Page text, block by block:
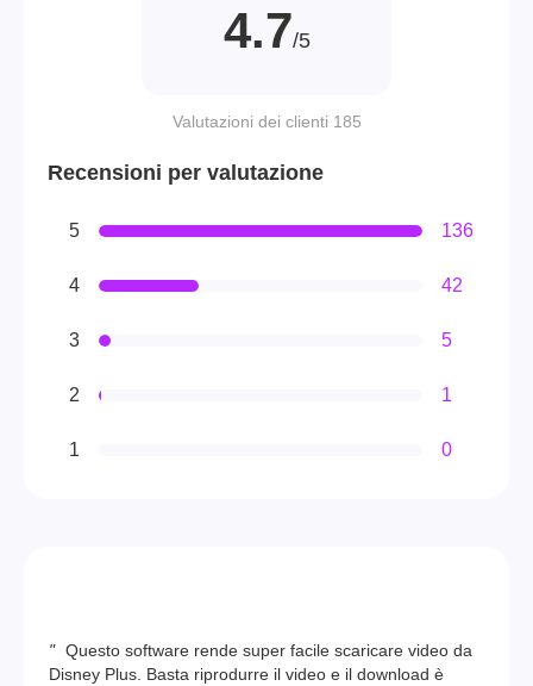
4.7/5
Valutazioni dei clienti 185
Recensioni per valutazione
5 136
4 42
3 5
2 1
1 0
" Questo software rende super facile scaricare video da
Disney Plus. Basta riprodurre il video e il download è